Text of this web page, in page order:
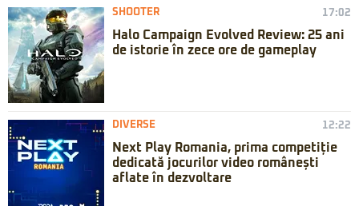
SHOOTER 17:02
Halo Campaign Evolved Review: 25 ani
de istorie în zece ore de gameplay
DIVERSE 12:22
Next Play Romania, prima competiție
dedicată jocurilor video românești
aflate în dezvoltare